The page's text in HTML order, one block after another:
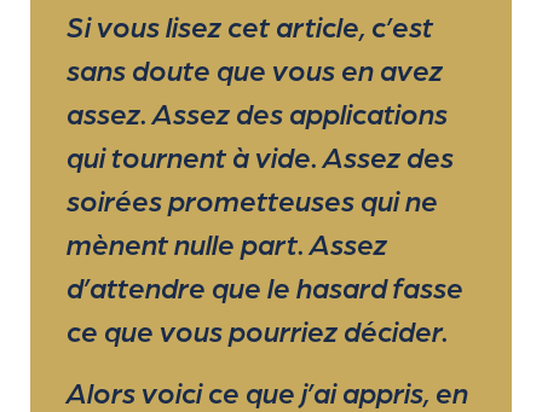
Si vous lisez cet article, c’est
sans doute que vous en avez
assez. Assez des applications
qui tournent à vide. Assez des
soirées prometteuses qui ne
mènent nulle part. Assez
d’attendre que le hasard fasse
ce que vous pourriez décider.
Alors voici ce que j’ai appris, en